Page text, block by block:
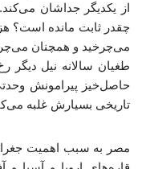
از یکدیگر جداشان
چقدر ثابت مانده است؟
می‌چرخید و همچنان
طغیان سالانه نیل دیگر
حاصل‌خیز پیرامونش
تاریخی بسیارش غلبه
مصر به سبب اهمیت